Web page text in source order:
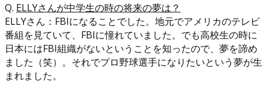
Q. ELLYさんが中学生の時の将来の夢は？
ELLYさん：FBIになることでした。地元でアメリカのテレビ
番組を見ていて、FBIに憧れていました。でも高校生の時に
日本にはFBI組織がないということを知ったので、夢を諦め
ました（笑）。それでプロ野球選手になりたいという夢が生
まれました。